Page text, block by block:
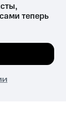
вред здоровью,
теперь